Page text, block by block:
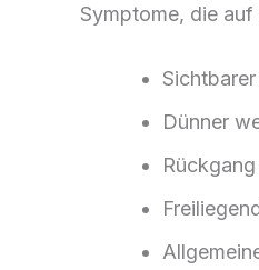
Symptome, die
Dünner